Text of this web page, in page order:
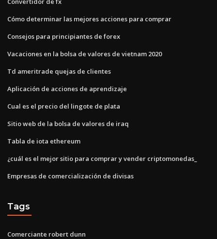
Cómo determinar las mejores acciones para comprar
Consejos para principiantes de forex
Vacaciones en la bolsa de valores de vietnam 2020
Td ameritrade quejas de clientes
Aplicación de acciones de aprendizaje
Cual es el precio del lingote de plata
Sitio web de la bolsa de valores de iraq
Tabla de iota ethereum
¿cuál es el mejor sitio para comprar y vender criptomonedas_
Empresas de comercialización de divisas
Tags
Comerciante robert dunn